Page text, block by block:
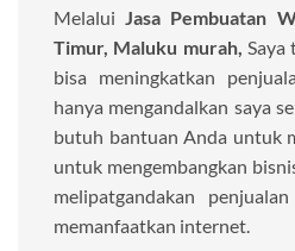
Melalui
Jasa Pembuatan
Timur, Maluku murah, Saya
bisa meningkatkan
hanya mengandalkan saya
butuh bantuan Anda untuk
untuk mengembangkan
melipatgandakan
memanfaatkan internet.